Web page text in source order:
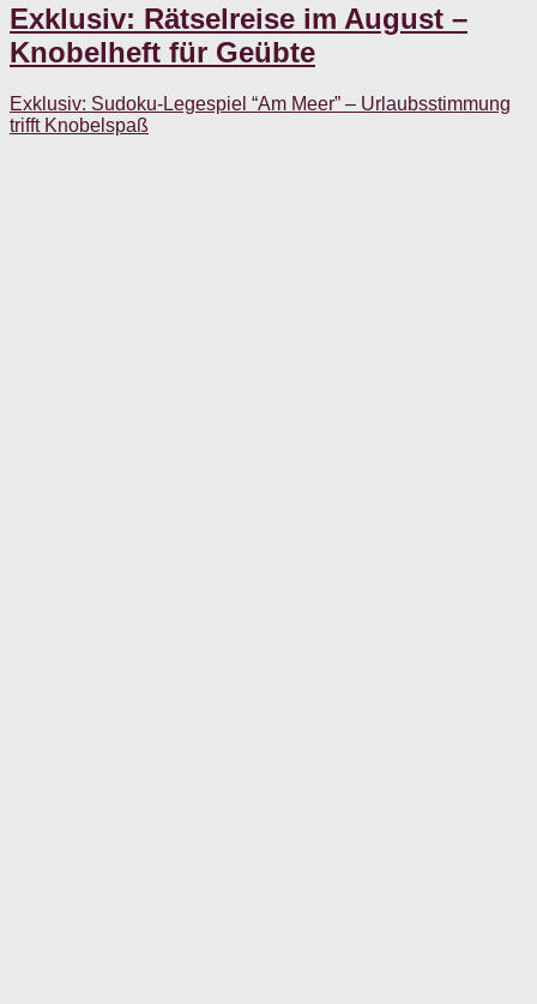
Exklusiv: Rätselreise im August –
Knobelheft für Geübte
Exklusiv: Sudoku-Legespiel “Am Meer” – Urlaubsstimmung
trifft Knobelspaß